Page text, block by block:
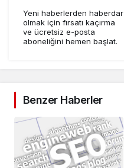
Yeni haberlerden haberdar
olmak için fırsatı kaçırma
ve ücretsiz e-posta
aboneliğini hemen başlat.
Benzer Haberler